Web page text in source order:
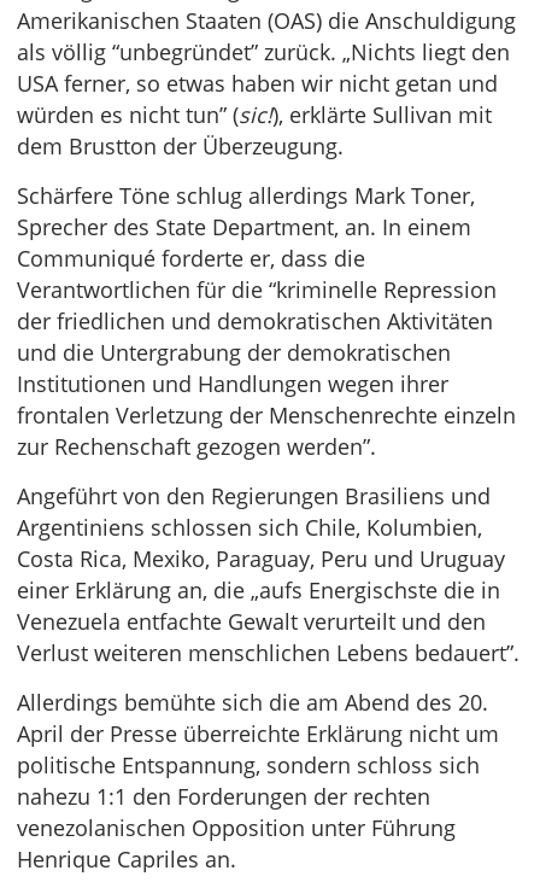
Amerikanischen Staaten (OAS) die Anschuldigung
als völlig “unbegründet” zurück. „Nichts liegt den
USA ferner, so etwas haben wir nicht getan und
würden es nicht tun” (sic!), erklärte Sullivan mit
dem Brustton der Überzeugung.
Schärfere Töne schlug allerdings Mark Toner,
Sprecher des State Department, an. In einem
Communiqué forderte er, dass die
Verantwortlichen für die “kriminelle Repression
der friedlichen und demokratischen Aktivitäten
und die Untergrabung der demokratischen
Institutionen und Handlungen wegen ihrer
frontalen Verletzung der Menschenrechte einzeln
zur Rechenschaft gezogen werden”.
Angeführt von den Regierungen Brasiliens und
Argentiniens schlossen sich Chile, Kolumbien,
Costa Rica, Mexiko, Paraguay, Peru und Uruguay
einer Erklärung an, die „aufs Energischste die in
Venezuela entfachte Gewalt verurteilt und den
Verlust weiteren menschlichen Lebens bedauert”.
Allerdings bemühte sich die am Abend des 20.
April der Presse überreichte Erklärung nicht um
politische Entspannung, sondern schloss sich
nahezu 1:1 den Forderungen der rechten
venezolanischen Opposition unter Führung
Henrique Capriles an.